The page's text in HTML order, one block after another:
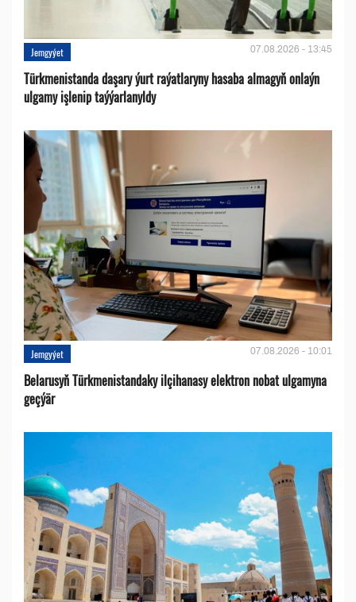
Jemgyýet 07.08.2026 - 13:45
Türkmenistanda daşary ýurt raýatlaryny hasaba almagyň onlaýn
ulgamy işlenip taýýarlanyldy
Jemgyýet 07.08.2026 - 10:01
Belarusyň Türkmenistandaky ilçihanasy elektron nobat ulgamyna
geçýär